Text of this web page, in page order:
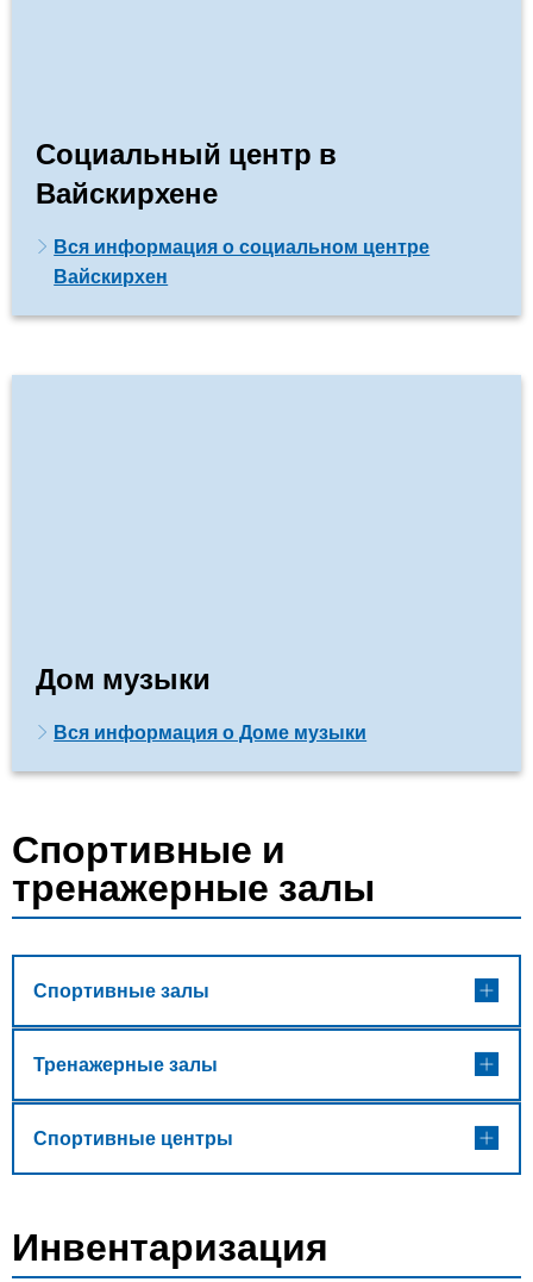
Социальный центр в
Вайскирхене
Вся информация о социальном центре
Вайскирхен
Дом музыки
Вся информация о Доме музыки
Спортивные и
тренажерные залы
Спортивные залы
Тренажерные залы
Спортивные центры
Инвентаризация